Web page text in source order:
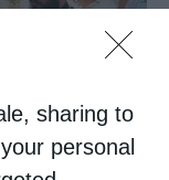
sharing to
personal